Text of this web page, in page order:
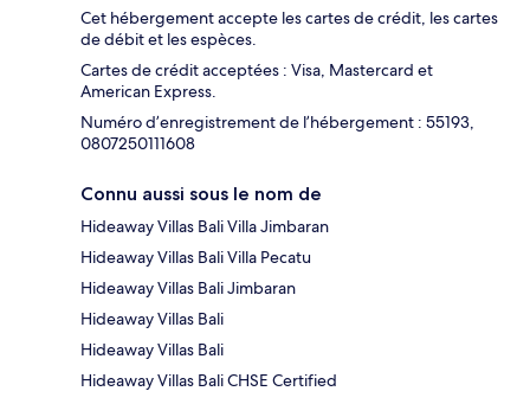
Cet hébergement accepte les cartes de crédit, les cartes
de débit et les espèces.
Cartes de crédit acceptées : Visa, Mastercard et
American Express.
Numéro d’enregistrement de l’hébergement : 55193,
0807250111608
Connu aussi sous le nom de
Hideaway Villas Bali Villa Jimbaran
Hideaway Villas Bali Villa Pecatu
Hideaway Villas Bali Jimbaran
Hideaway Villas Bali
Hideaway Villas Bali
Hideaway Villas Bali CHSE Certified